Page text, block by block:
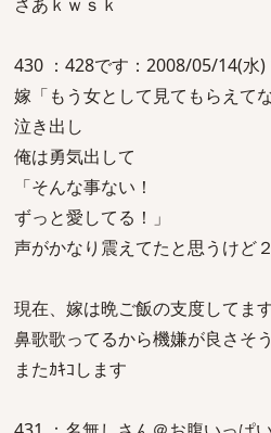
430 ：428です：2008/05/14(水)
嫁「もう女として見てもらえて
泣き出し
俺は勇気出して
「そんな事ない！
ずっと愛してる！」
声がかなり震えてたと思うけど
現在、嫁は晩ご飯の支度してま
鼻歌歌ってるから機嫌が良さそ
またｶｷｺします